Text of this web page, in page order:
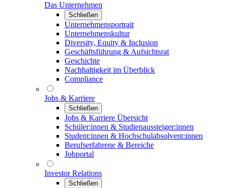
Das Unternehmen
Schließen
Unternehmensportrait
Unternehmenskultur
Diversity, Equity & Inclusion
Geschäftsführung & Aufsichtsrat
Geschichte
Nachhaltigkeit im Überblick
Compliance
Jobs & Karriere
Schließen
Jobs & Karriere Übersicht
Schüler:innen & Studienaussteiger:innen
Student:innen & Hochschulabsolvent:innen
Berufserfahrene & Bereiche
Jobportal
Investor Relations
Schließen